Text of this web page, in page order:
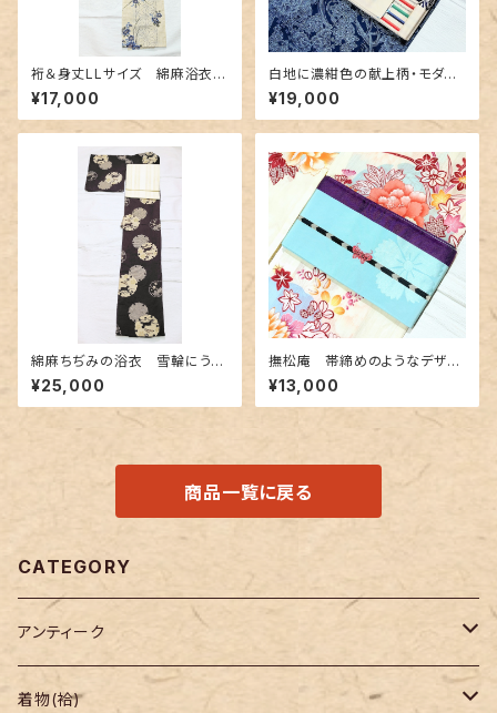
裄＆身丈LLサイズ 綿麻浴衣
クレマチスと麻の葉柄
¥17,000
白地に濃紺色の献上柄・モダン
なボーダー 博多織りリバーシ
ブル半幅帯
¥19,000
綿麻ちぢみの浴衣 雪輪にうさ
ぎ柄
¥25,000
撫松庵 帯締めのようなデザイ
ン半幅帯 水色&紫色
¥13,000
商品一覧に戻る
CATEGORY
アンティーク
着物
着物(袷)